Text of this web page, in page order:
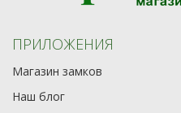
ПРИЛОЖЕНИЯ
Магазин замков
Наш блог